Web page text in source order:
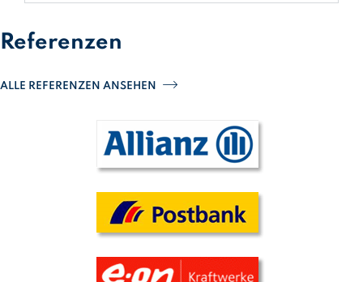
Referenzen
ALLE REFERENZEN ANSEHEN